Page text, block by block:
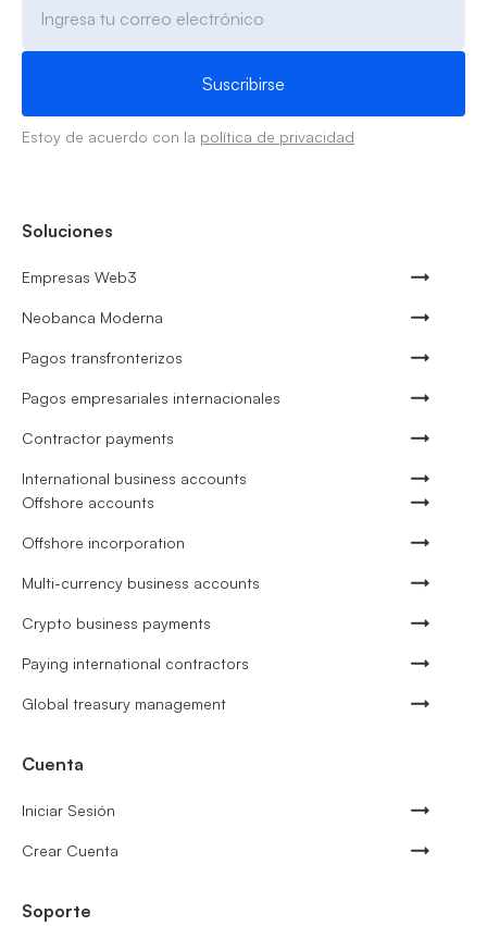
Estoy de acuerdo con la política de privacidad
Soluciones
Empresas Web3
Neobanca Moderna
Pagos transfronterizos
Pagos empresariales internacionales
Contractor payments
International business accounts
Offshore accounts
Offshore incorporation
Multi-currency business accounts
Crypto business payments
Paying international contractors
Global treasury management
Cuenta
Iniciar Sesión
Crear Cuenta
Soporte